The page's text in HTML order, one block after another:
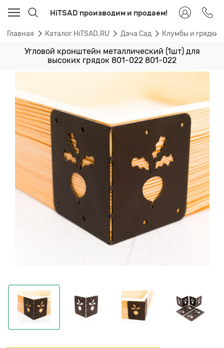
HiTSAD производим и продаем!
Главная Каталог HiTSAD.RU Дача Сад Клумбы и грядки
Угловой кронштейн металлический (1шт) для
высоких грядок 801-022 801-022